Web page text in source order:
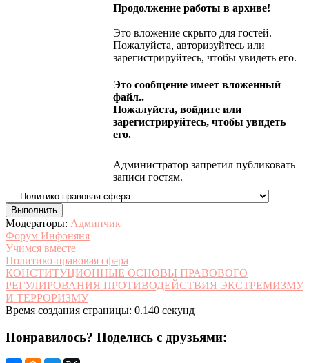
Продолжение работы в архиве!
Это вложение скрыто для гостей.
Пожалуйста, авторизуйтесь или
зарегистрируйтесь, чтобы увидеть его.
Это сообщение имеет вложенный
файл..
Пожалуйста, войдите или
зарегистрируйтесь, чтобы увидеть
его.
Администратор запретил публиковать
записи гостям.
Модераторы: Админчик
Форум Инфоняня
Учимся вместе
Политико-правовая сфера
КОНСТИТУЦИОННЫЕ ОСНОВЫ ПРАВОВОГО
РЕГУЛИРОВАНИЯ ПРОТИВОДЕЙСТВИЯ ЭКСТРЕМИЗМУ
И ТЕРРОРИЗМУ
Время создания страницы: 0.140 секунд
Понравилось? Поделись с друзьями: